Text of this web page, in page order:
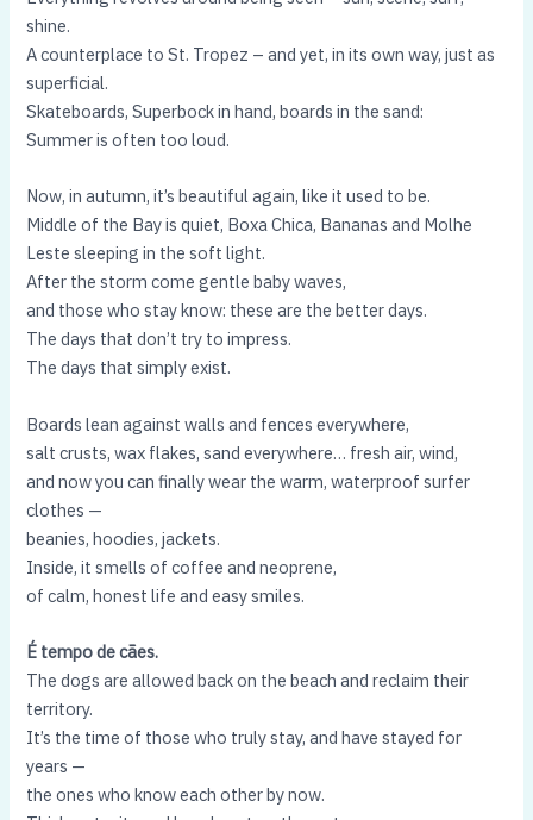
shine.
A counterplace to St. Tropez – and yet, in its own way, just as
superficial.
Skateboards, Superbock in hand, boards in the sand:
Summer is often too loud.
Now, in autumn, it’s beautiful again, like it used to be.
Middle of the Bay is quiet, Boxa Chica, Bananas and Molhe
Leste sleeping in the soft light.
After the storm come gentle baby waves,
and those who stay know: these are the better days.
The days that don’t try to impress.
The days that simply exist.
Boards lean against walls and fences everywhere,
salt crusts, wax flakes, sand everywhere… fresh air, wind,
and now you can finally wear the warm, waterproof surfer
clothes —
beanies, hoodies, jackets.
Inside, it smells of coffee and neoprene,
of calm, honest life and easy smiles.
É tempo de cães.
The dogs are allowed back on the beach and reclaim their
territory.
It’s the time of those who truly stay, and have stayed for
years —
the ones who know each other by now.